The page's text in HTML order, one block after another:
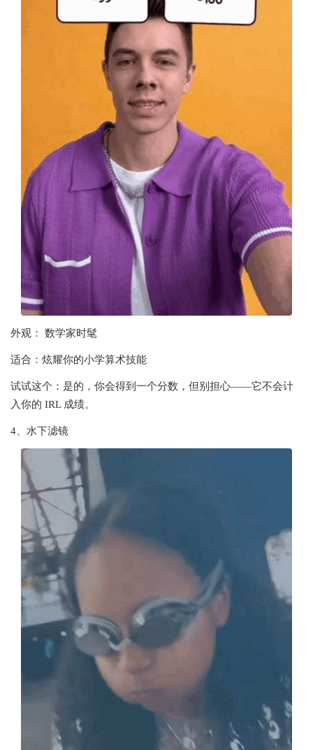
外观： 数学家时髦
适合：炫耀你的小学算术技能
试试这个：是的，你会得到一个分数，但别担心——它不会计
入你的 IRL 成绩。
4、水下滤镜